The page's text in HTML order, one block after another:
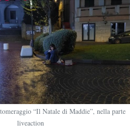
“Il Natale di Maddie”, nella parte
liveaction